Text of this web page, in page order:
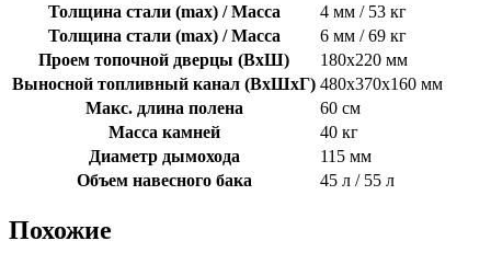
Толщина стали (max) / Масса
4 мм / 53 кг
Толщина стали (max) / Масса
6 мм / 69 кг
Проем топочной дверцы (ВхШ)
180х220 мм
Выносной топливный канал (ВхШхГ) 480х370х160 мм
Макс. длина полена
60 см
Масса камней
40 кг
Диаметр дымохода
115 мм
Объем навесного бака
45 л / 55 л
Похожие